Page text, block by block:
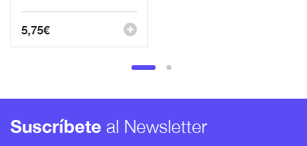
5,75€
Suscríbete al Newsletter